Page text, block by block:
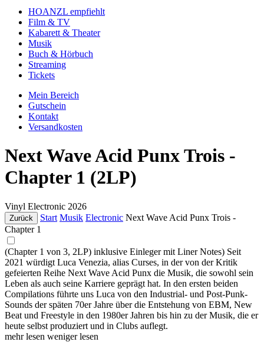
HOANZL empfiehlt
Film & TV
Kabarett & Theater
Musik
Buch & Hörbuch
Streaming
Tickets
Mein Bereich
Gutschein
Kontakt
Versandkosten
Next Wave Acid Punx Trois -
Chapter 1 (2LP)
Vinyl Electronic 2026
Zurück Start Musik Electronic Next Wave Acid Punx Trois -
Chapter 1
(Chapter 1 von 3, 2LP) inklusive Einleger mit Liner Notes) Seit
2021 würdigt Luca Venezia, alias Curses, in der von der Kritik
gefeierten Reihe Next Wave Acid Punx die Musik, die sowohl sein
Leben als auch seine Karriere geprägt hat. In den ersten beiden
Compilations führte uns Luca von den Industrial- und Post-Punk-
Sounds der späten 70er Jahre über die Entstehung von EBM, New
Beat und Freestyle in den 1980er Jahren bis hin zu der Musik, die er
heute selbst produziert und in Clubs auflegt.
mehr lesen weniger lesen